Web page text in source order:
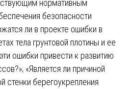
нормативным
безопасности
ли в проекте ошибки в
тела грунтовой плотины и ее
ошибки привести к развитию
«Является ли причиной
стенки берегоукрепления